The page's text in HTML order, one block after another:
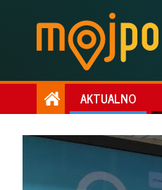
AKTUALNO